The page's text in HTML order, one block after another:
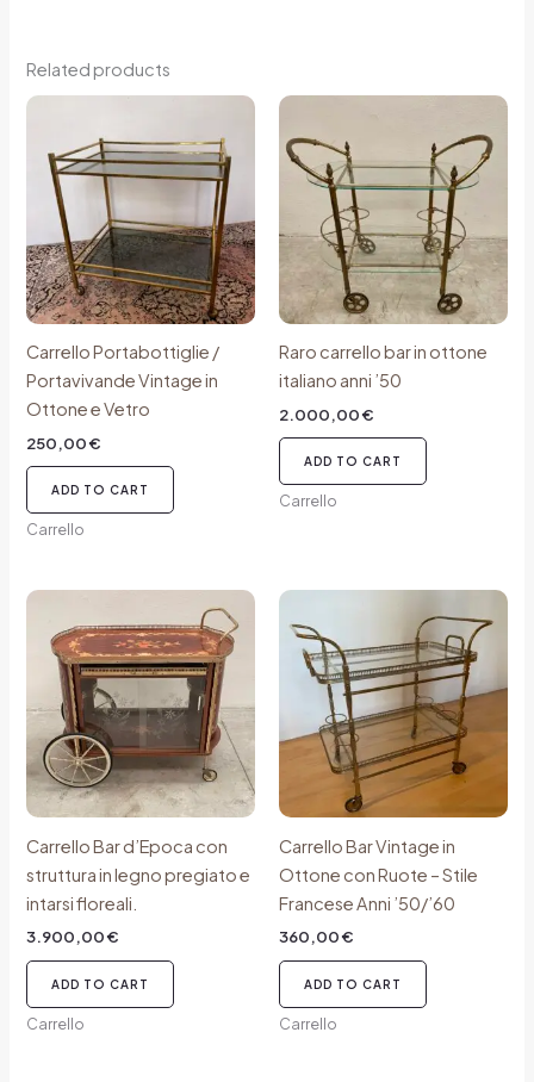
Related products
Carrello Portabottiglie /
Portavivande Vintage in
Ottone e Vetro
250,00€
ADD TO CART
Carrello
Raro carrello bar in ottone
italiano anni ’50
2.000,00€
ADD TO CART
Carrello
Carrello Bar d’Epoca con
struttura in legno pregiato e
intarsi floreali.
3.900,00€
ADD TO CART
Carrello
Carrello Bar Vintage in
Ottone con Ruote – Stile
Francese Anni ’50/’60
360,00€
ADD TO CART
Carrello